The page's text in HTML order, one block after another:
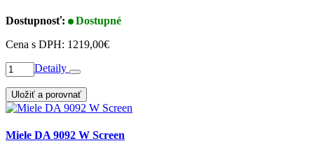
Dostupnosť:
Dostupné
Cena s DPH: 1219,00€
Detaily
Uložiť a porovnať
Miele DA 9092 W Screen